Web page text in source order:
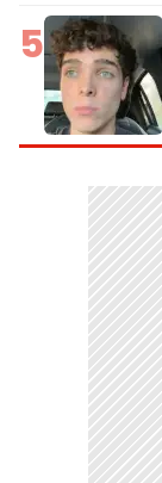
5